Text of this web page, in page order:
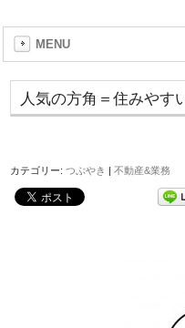
MENU
人気の方角＝住みやす
カテゴリー:つぶやき |不動産&業務